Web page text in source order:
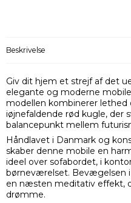
Beskrivelse
Giv dit hjem et strejf af det
elegante og moderne
modellen kombinerer
iøjnefaldende rød kugle, der
balancepunkt mellem
Håndlavet i Danmark og
skaber denne mobile en
ideel over sofabordet, i
børneværelset. Bevægelsen
en næsten meditativ effekt,
drømme.